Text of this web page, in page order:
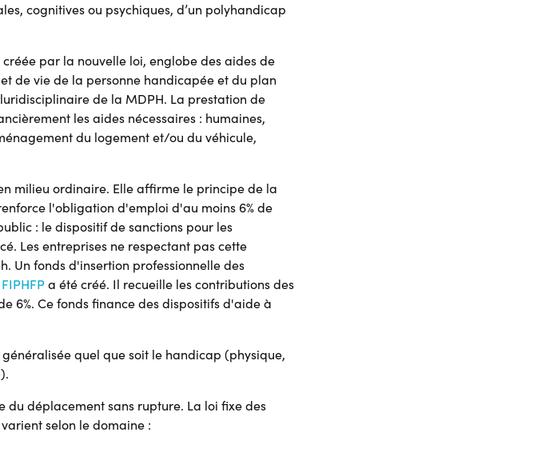
cognitives ou psychiques, d’un polyhandicap
créée par la nouvelle loi, englobe des aides de
de vie de la personne handicapée et du plan
de la MDPH. La prestation de
les aides nécessaires : humaines,
du logement et/ou du véhicule,
milieu ordinaire. Elle affirme le principe de la
l'obligation d'emploi d'au moins 6% de
: le dispositif de sanctions pour les
Les entreprises ne respectant pas cette
Un fonds d'insertion professionnelle des
FIPHFPa été créé. Il recueille les contributions des
6%. Ce fonds finance des dispositifs d'aide à
quel que soit le handicap (physique,
déplacement sans rupture. La loi fixe des
selon le domaine :